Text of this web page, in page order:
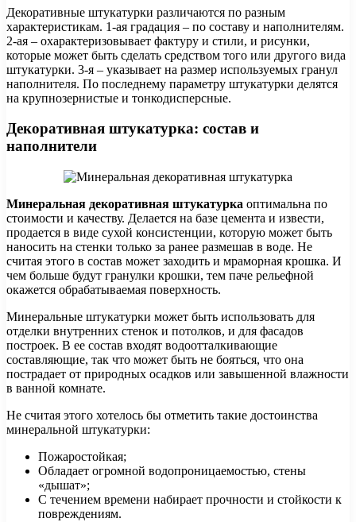
Декоративные штукатурки различаются по разным
характеристикам. 1-ая градация – по составу и наполнителям.
2-ая – охарактеризовывает фактуру и стили, и рисунки,
которые может быть сделать средством того или другого вида
штукатурки. 3-я – указывает на размер используемых гранул
наполнителя. По последнему параметру штукатурки делятся
на крупнозернистые и тонкодисперсные.
Декоративная штукатурка: состав и
наполнители
Минеральная декоративная штукатурка оптимальна по
стоимости и качеству. Делается на базе цемента и извести,
продается в виде сухой консистенции, которую может быть
наносить на стенки только за ранее размешав в воде. Не
считая этого в состав может заходить и мраморная крошка. И
чем больше будут гранулки крошки, тем паче рельефной
окажется обрабатываемая поверхность.
Минеральные штукатурки может быть использовать для
отделки внутренних стенок и потолков, и для фасадов
построек. В ее состав входят водоотталкивающие
составляющие, так что может быть не бояться, что она
пострадает от природных осадков или завышенной влажности
в ванной комнате.
Не считая этого хотелось бы отметить такие достоинства
минеральной штукатурки:
Пожаростойкая;
Обладает огромной водопроницаемостью, стены
«дышат»;
С течением времени набирает прочности и стойкости к
повреждениям.